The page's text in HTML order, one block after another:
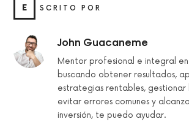
E SCRITO POR
John Guacaneme
Mentor profesional e integral
buscando obtener resultados,
estrategias rentables, gestionar
evitar errores comunes y
inversión, te puedo ayudar.